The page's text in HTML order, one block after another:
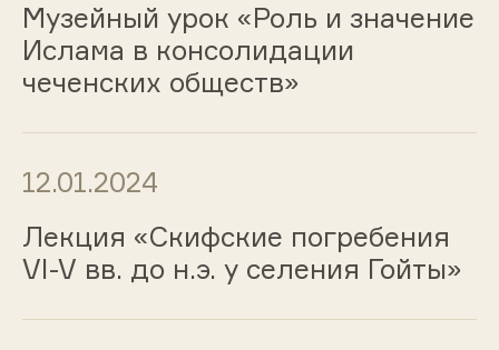
Музейный урок «Роль и значение
Ислама в консолидации
чеченских обществ»
12.01.2024
Лекция «Скифские погребения
VI-V вв. до н.э. у селения Гойты»